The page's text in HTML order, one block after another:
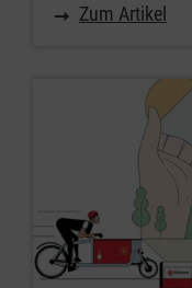
Zum Artikel